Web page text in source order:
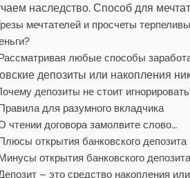
наследство. Способ для
мечтателей и просчеты
любые способы
депозиты или накопления
депозиты не стоит
для разумного вкладчика
чтении договора замолвите слово…
открытия банковского депозита
открытия банковского
– это средство накопления